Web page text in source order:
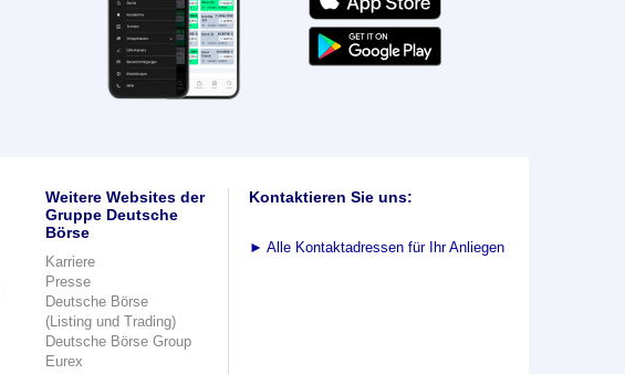
Weitere Websites der
Gruppe Deutsche
Börse
Karriere
Presse
Deutsche Börse
(Listing und Trading)
Deutsche Börse Group
Eurex
Kontaktieren Sie uns:
► Alle Kontaktadressen für Ihr Anliegen